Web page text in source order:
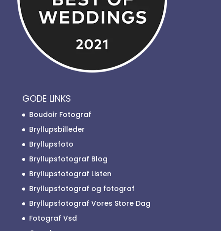
GODE LINKS
Boudoir Fotograf
Bryllupsbilleder
Bryllupsfoto
Bryllupsfotograf Blog
Bryllupsfotograf Listen
Bryllupsfotograf og fotograf
Bryllupsfotograf Vores Store Dag
Fotograf Vsd